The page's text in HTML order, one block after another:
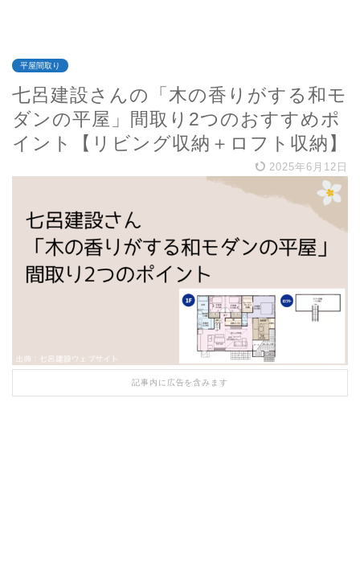
平屋間取り
七呂建設さんの「木の香りがする和モ
ダンの平屋」間取り2つのおすすめポ
イント【リビング収納＋ロフト収納】
2025年6月12日
記事内に広告を含みます